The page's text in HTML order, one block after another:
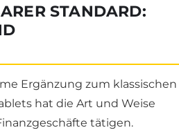
STANDARD:
Ergänzung zum klassischen
hat die Art und Weise
tätigen.